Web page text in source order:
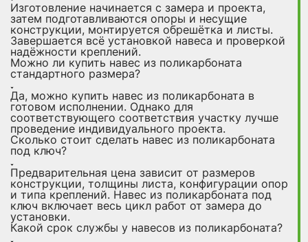
Изготовление начинается с замера и проекта,
затем подготавливаются опоры и несущие
конструкции, монтируется обрешётка и листы.
Завершается всё установкой навеса и проверкой
надёжности креплений.
Можно ли купить навес из поликарбоната
стандартного размера?
Да, можно купить навес из поликарбоната в
готовом исполнении. Однако для
соответствующего соответствия участку лучше
проведение индивидуального проекта.
Сколько стоит сделать навес из поликарбоната
под ключ?
Предварительная цена зависит от размеров
конструкции, толщины листа, конфигурации опор
и типа креплений. Навес из поликарбоната под
ключ включает весь цикл работ от замера до
установки.
Какой срок службы у навесов из поликарбоната?